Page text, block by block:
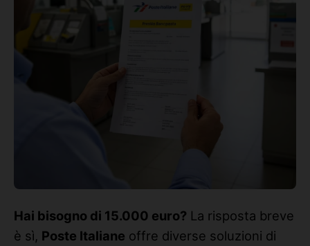
Hai bisogno di 15.000 euro? La risposta breve
è sì, Poste Italiane offre diverse soluzioni di